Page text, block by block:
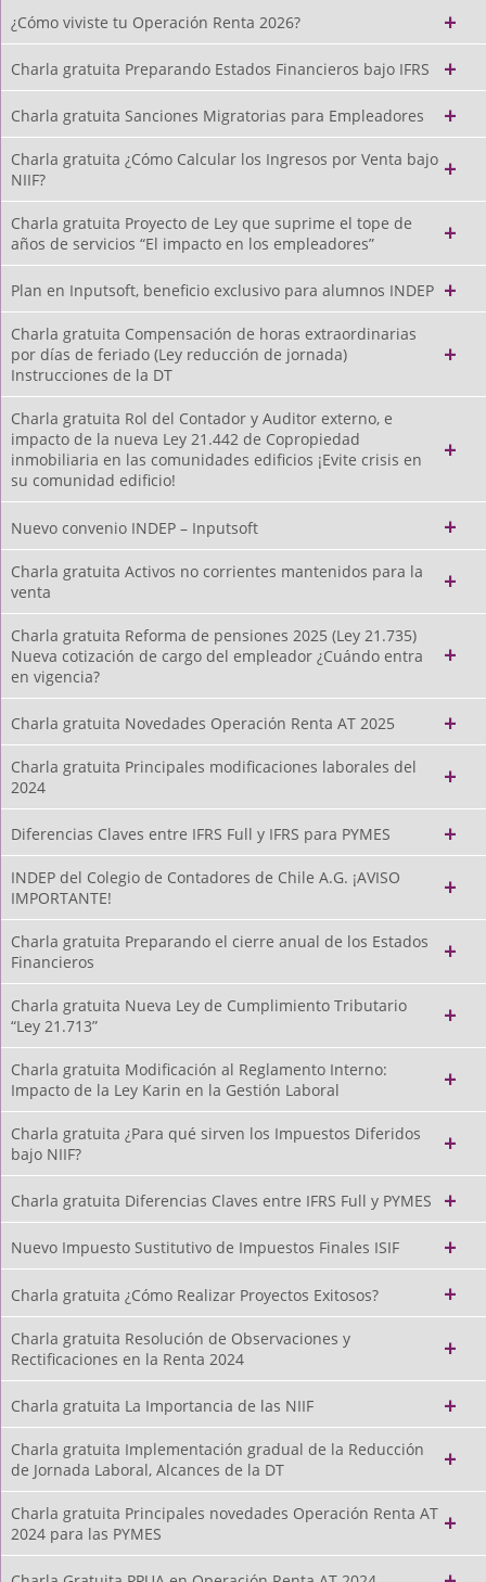
¿Cómo viviste tu Operación Renta 2026?
Charla gratuita Preparando Estados Financieros bajo IFRS
Charla gratuita Sanciones Migratorias para Empleadores
Charla gratuita ¿Cómo Calcular los Ingresos por Venta bajo
NIIF?
Charla gratuita Proyecto de Ley que suprime el tope de
años de servicios “El impacto en los empleadores”
Plan en Inputsoft, beneficio exclusivo para alumnos INDEP
Charla gratuita Compensación de horas extraordinarias
por días de feriado (Ley reducción de jornada)
Instrucciones de la DT
Charla gratuita Rol del Contador y Auditor externo, e
impacto de la nueva Ley 21.442 de Copropiedad
inmobiliaria en las comunidades edificios ¡Evite crisis en
su comunidad edificio!
Nuevo convenio INDEP – Inputsoft
Charla gratuita Activos no corrientes mantenidos para la
venta
Charla gratuita Reforma de pensiones 2025 (Ley 21.735)
Nueva cotización de cargo del empleador ¿Cuándo entra
en vigencia?
Charla gratuita Novedades Operación Renta AT 2025
Charla gratuita Principales modificaciones laborales del
2024
Diferencias Claves entre IFRS Full y IFRS para PYMES
INDEP del Colegio de Contadores de Chile A.G. ¡AVISO
IMPORTANTE!
Charla gratuita Preparando el cierre anual de los Estados
Financieros
Charla gratuita Nueva Ley de Cumplimiento Tributario
“Ley 21.713”
Charla gratuita Modificación al Reglamento Interno:
Impacto de la Ley Karin en la Gestión Laboral
Charla gratuita ¿Para qué sirven los Impuestos Diferidos
bajo NIIF?
Charla gratuita Diferencias Claves entre IFRS Full y PYMES
Nuevo Impuesto Sustitutivo de Impuestos Finales ISIF
Charla gratuita ¿Cómo Realizar Proyectos Exitosos?
Charla gratuita Resolución de Observaciones y
Rectificaciones en la Renta 2024
Charla gratuita La Importancia de las NIIF
Charla gratuita Implementación gradual de la Reducción
de Jornada Laboral, Alcances de la DT
Charla gratuita Principales novedades Operación Renta AT
2024 para las PYMES